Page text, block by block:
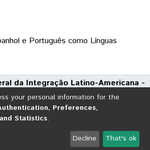
e Português como Línguas
da Integração Latino-Americana -
UNILA
dos Santos, 1000 - Polo Universitário
650 | Foz do Iguaçu - Paraná
copyright © 2002-2026 LYRASIS
Send Feedback
your personal information for the
Preferences,
Statistics.
Decline That's ok